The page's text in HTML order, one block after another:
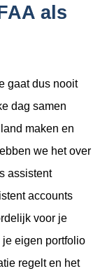
als
gaat dus nooit
dag samen
maken en
we het over
assistent
accounts
voor je
je eigen portfolio
regelt en het